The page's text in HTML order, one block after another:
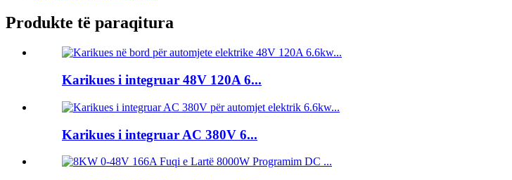
Produkte të paraqitura
Karikues i integruar 48V 120A 6...
Karikues i integruar AC 380V 6...